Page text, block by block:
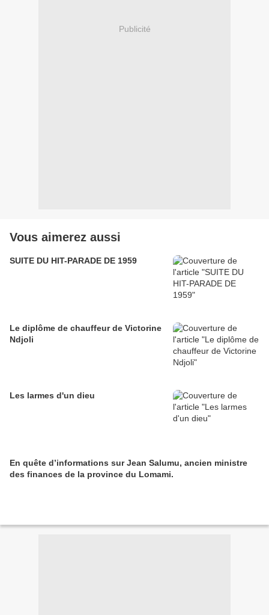
Publicité
Vous aimerez aussi
SUITE DU HIT-PARADE DE 1959
Le diplôme de chauffeur de Victorine
Ndjoli
Les larmes d'un dieu
En quête d’informations sur Jean Salumu, ancien ministre
des finances de la province du Lomami.